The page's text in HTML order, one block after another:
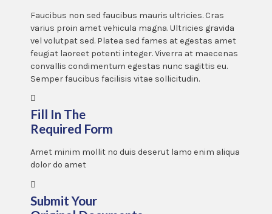
Faucibus non sed faucibus mauris ultricies. Cras
varius proin amet vehicula magna. Ultricies gravida
vel volutpat sed. Platea sed fames at egestas amet
feugiat laoreet potenti integer. Viverra at maecenas
convallis condimentum egestas nunc sagittis eu.
Semper faucibus facilisis vitae sollicitudin.
Fill In The
Required Form
Amet minim mollit no duis deserut lamo enim aliqua
dolor do amet
Submit Your